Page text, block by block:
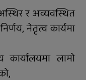
र अव्यवस्थित
नेतृत्व कार्यमा
लामो